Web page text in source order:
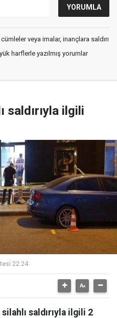
veya imalar, inançlara saldırı
harflerle yazılmış yorumlar
saldırıyla ilgili
22:24
saldırıyla ilgili 2